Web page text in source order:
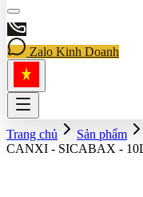
Zalo Kinh Doanh
Trang chủ Sản phẩm
CANXI - SICABAX -